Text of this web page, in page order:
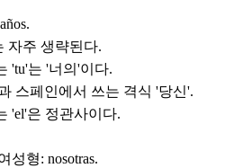
자주 생략된다.
'tu'는 '너의'이다.
스페인에서 쓰는 격식 '당신'.
'el'은 정관사이다.
성형: nosotras.